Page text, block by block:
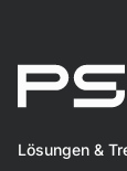
Lösungen &